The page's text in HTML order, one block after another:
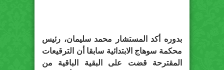
بدوره أكد المستشار محمد سليمان، رئيس
محكمة سوهاج الابتدائية سابقا أن الترقيعات
المقترحة قضت على البقية الباقية من